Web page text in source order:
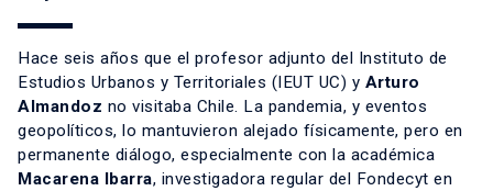
Hace seis años que el profesor adjunto del Instituto de
Estudios Urbanos y Territoriales (IEUT UC) y Arturo
Almandoz no visitaba Chile. La pandemia, y eventos
geopolíticos, lo mantuvieron alejado físicamente, pero en
permanente diálogo, especialmente con la académica
Macarena Ibarra, investigadora regular del Fondecyt en